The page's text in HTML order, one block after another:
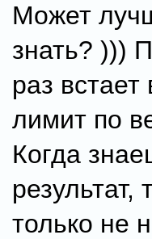
Может
знать? )))
раз встает
лимит по
Когда
только не